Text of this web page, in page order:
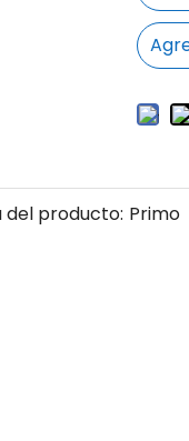
del producto: Primo